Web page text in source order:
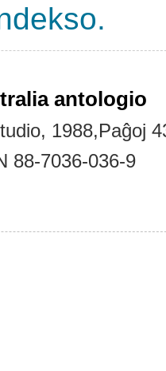
antologio
1988,Paĝoj
88-7036-036-9